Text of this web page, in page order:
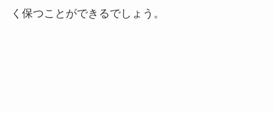
く保つことができるでしょう。